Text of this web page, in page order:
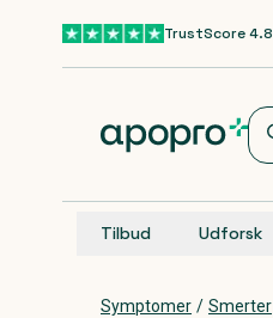
Gå til hovedindholdTrustScore 4.8
Tilbud Udforsk
Symptomer / Smerter